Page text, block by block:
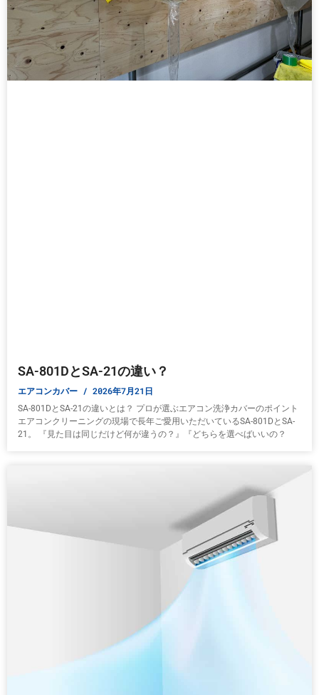
SA-801DとSA-21の違い？
エアコンカバー 2026年7月21日
SA-801DとSA-21の違いとは？ プロが選ぶエアコン洗浄カバーのポイント
エアコンクリーニングの現場で長年ご愛用いただいているSA-801DとSA-
21。 『見た目は同じだけど何が違うの？』『どちらを選べばいいの？